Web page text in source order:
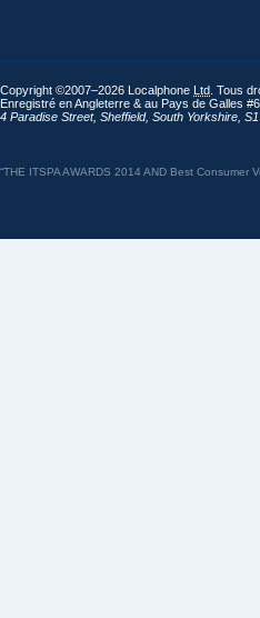
Copyright ©2007–2026 Localphone Ltd . Tous
Enregistré en Angleterre & au Pays de Galles
4 Paradise Street, Sheffield, South Yorkshire
“THE ITSPA AWARDS 2014 AND Best